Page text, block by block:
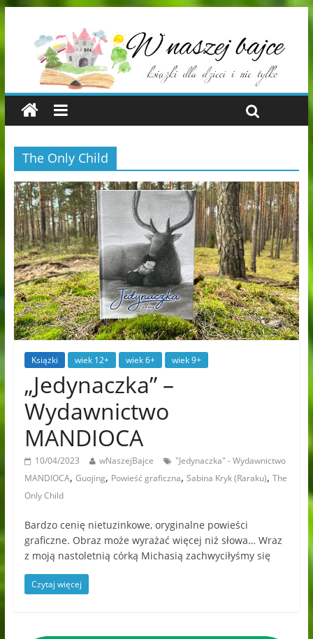
The Only Child
Książki wiek 12+ wiek 6+ wiek 9+
„Jedynaczka” –
Wydawnictwo
MANDIOCA
10/04/2023 wNaszejBajce
"Jedynaczka" - Wydawnictwo
MANDIOCA, Guojing, Powieść graficzna, Sabina Kryk (Raraku), The
Only Child
Bardzo cenię nietuzinkowe, oryginalne powieści
graficzne. Obraz może wyrażać więcej niż słowa… Wraz
z moją nastoletnią córką Michasią zachwyciłyśmy się
Czytaj więcej